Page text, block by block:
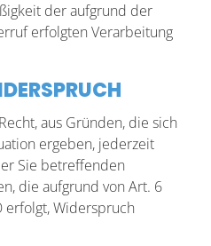
der aufgrund der
erfolgten Verarbeitung
aus Gründen, die sich
ergeben, jederzeit
Sie betreffenden
die aufgrund von Art. 6
erfolgt, Widerspruch